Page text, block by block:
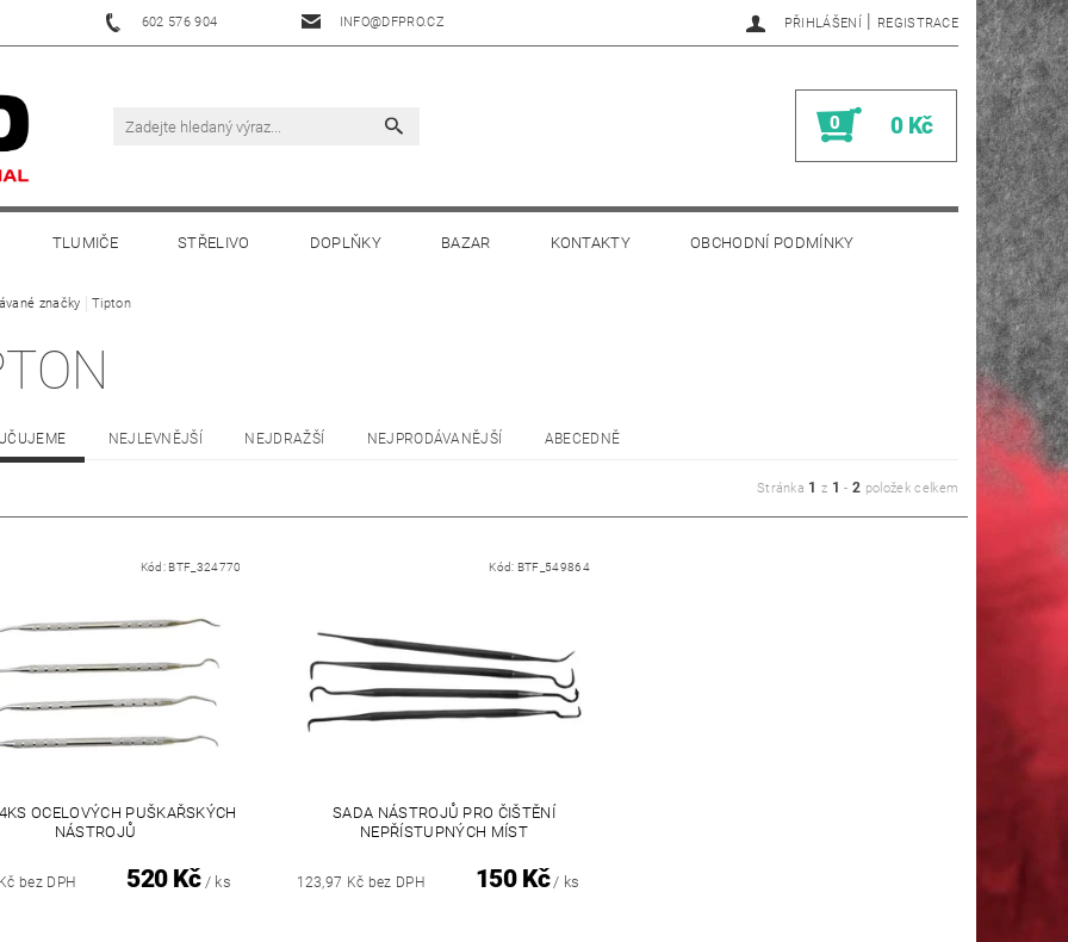
602 576 904 INFO@DFPRO.CZ PŘIHLÁŠENÍ | REGISTRACE
0 0 Kč
TLUMIČE STŘELIVO DOPLŇKY BAZAR KONTAKTY OBCHODNÍ PODMÍNKY
značky Tipton
NEJLEVNĚJŠÍ NEJDRAŽŠÍ NEJPRODÁVANĚJŠÍ ABECEDNĚ
Stránka 1 z 1 -2 položek celkem
Kód: BTF_324770
OCELOVÝCH PUŠKAŘSKÝCH
NÁSTROJŮ
bez DPH 520 Kč / ks
Kód: BTF_549864
SADA NÁSTROJŮ PRO ČIŠTĚNÍ
NEPŘÍSTUPNÝCH MÍST
123,97 Kč bez DPH 150 Kč / ks